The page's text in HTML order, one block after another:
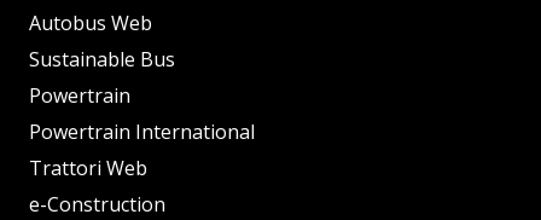
Autobus Web
Sustainable Bus
Powertrain
Powertrain International
Trattori Web
e-Construction